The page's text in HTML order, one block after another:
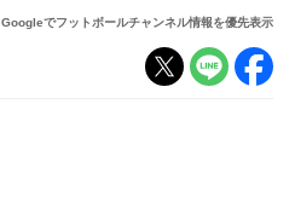
Googleでフットボールチャンネル情報を優先表示